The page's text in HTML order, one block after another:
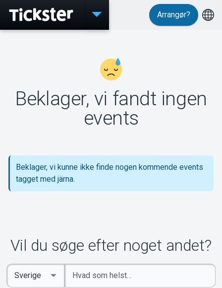
Events
MyTickster
Support
Arrangør?
Beklager, vi fandt ingen
events
Beklager, vi kunne ikke finde nogen kommende events
tagget med järna.
Vil du søge efter noget andet?
Indtast
søgeord
Select
Country